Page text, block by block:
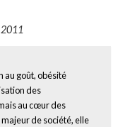
au goût, obésité
des
au cœur des
de société, elle